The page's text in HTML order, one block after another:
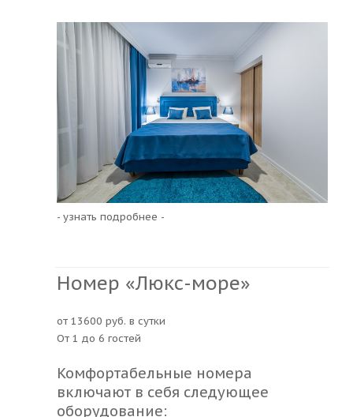
- узнать подробнее -
Номер «Люкс-море»
от 13600 руб. в сутки
От 1 до 6 гостей
Комфортабельные номера
включают в себя следующее
оборудование: